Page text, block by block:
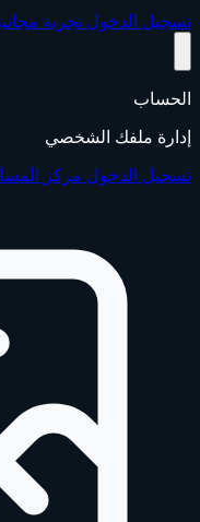
تسجيل الدخول تجربة
الحساب
إدارة ملفك الشخصي
تسجيل الدخول مركز